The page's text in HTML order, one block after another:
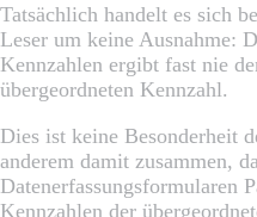
Tatsächlich handelt es sich
Leser um keine Ausnahme:
Kennzahlen ergibt fast nie
übergeordneten Kennzahl.
Dies ist keine Besonderheit
anderem damit zusammen,
Datenerfassungsformularen
Kennzahlen der